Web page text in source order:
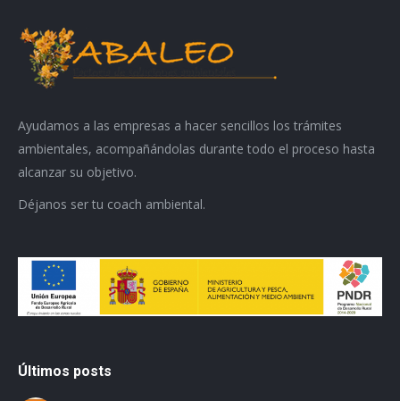
Ayudamos a las empresas a hacer sencillos los trámites
ambientales, acompañándolas durante todo el proceso hasta
alcanzar su objetivo.
Déjanos ser tu coach ambiental.
Últimos posts